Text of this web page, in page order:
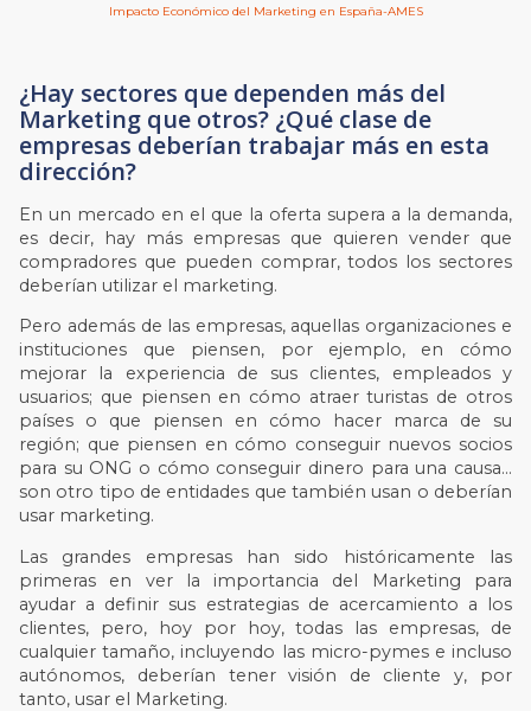
Impacto Económico del Marketing en España-AMES
¿Hay sectores que dependen más del
Marketing que otros? ¿Qué clase de
empresas deberían trabajar más en esta
dirección?
En un mercado en el que la oferta supera a la demanda,
es decir, hay más empresas que quieren vender que
compradores que pueden comprar, todos los sectores
deberían utilizar el marketing.
Pero además de las empresas, aquellas organizaciones e
instituciones que piensen, por ejemplo, en cómo
mejorar la experiencia de sus clientes, empleados y
usuarios; que piensen en cómo atraer turistas de otros
países o que piensen en cómo hacer marca de su
región; que piensen en cómo conseguir nuevos socios
para su ONG o cómo conseguir dinero para una causa…
son otro tipo de entidades que también usan o deberían
usar marketing.
Las grandes empresas han sido históricamente las
primeras en ver la importancia del Marketing para
ayudar a definir sus estrategias de acercamiento a los
clientes, pero, hoy por hoy, todas las empresas, de
cualquier tamaño, incluyendo las micro-pymes e incluso
autónomos, deberían tener visión de cliente y, por
tanto, usar el Marketing.